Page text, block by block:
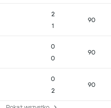
2
1
90
0
0
90
0
2
90